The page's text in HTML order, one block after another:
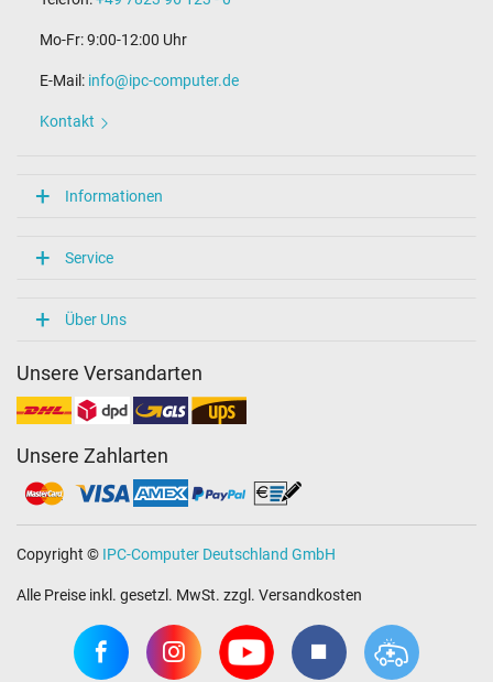
Mo-Fr: 9:00-12:00 Uhr
E-Mail: info@ipc-computer.de
Kontakt
Informationen
Service
Über Uns
Unsere Versandarten
Unsere Zahlarten
Copyright © IPC-Computer Deutschland GmbH
Alle Preise inkl. gesetzl. MwSt. zzgl. Versandkosten